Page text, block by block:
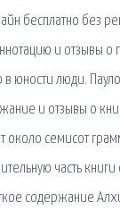
бесплатно без
и отзывы
юности люди.
и отзывы о
около семисот
часть
содержание